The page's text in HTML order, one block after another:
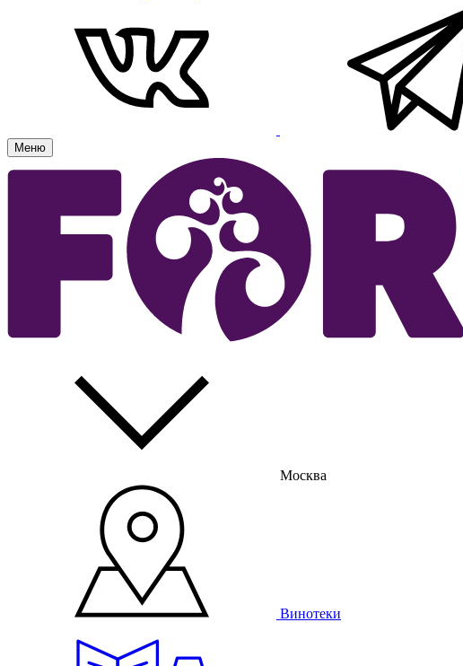
Меню
Москва
Винотеки